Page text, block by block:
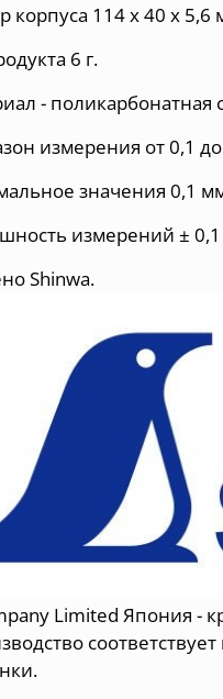
корпуса 114 х 40 х 5,6
6 г.
- поликарбонатная
измерения от 0,1
значения 0,1
измерений ±
Shinwa.
Limited Япония -